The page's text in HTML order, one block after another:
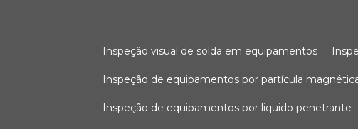
inspeção visual de solda em equipamentos
inspeção de equipamentos por partícula
inspeção de equipamentos por liquido penetrante